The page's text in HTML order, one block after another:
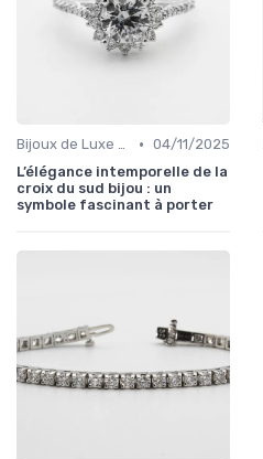
Bijoux de Luxe pour Femmes • 04/11/2025
L’élégance intemporelle de la
croix du sud bijou : un
symbole fascinant à porter